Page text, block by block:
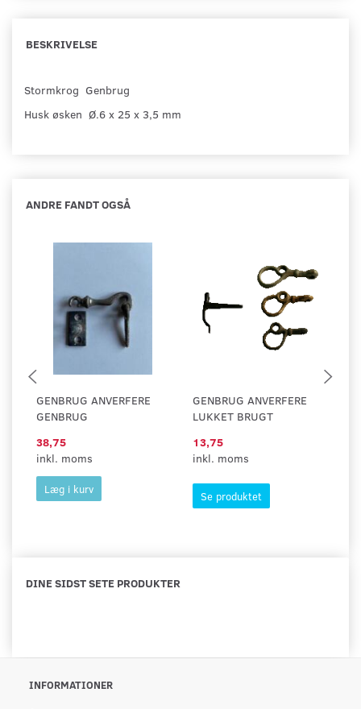
BESKRIVELSE
Stormkrog Genbrug
Husk øsken Ø.6 x 25 x 3,5 mm
ANDRE FANDT OGSÅ
GENBRUG ANVERFERE
GENBRUG
38,75
inkl. moms
Læg i kurv
GENBRUG ANVERFERE
LUKKET BRUGT
13,75
inkl. moms
Se produktet
DINE SIDST SETE PRODUKTER
INFORMATIONER